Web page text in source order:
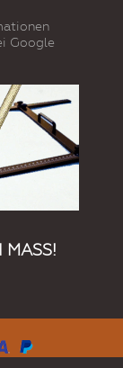
Google
vorbehalten.